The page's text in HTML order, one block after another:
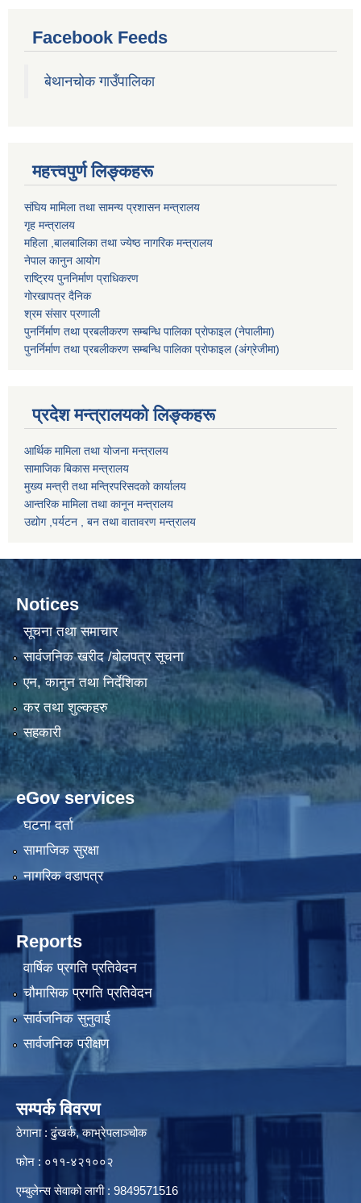
Facebook Feeds
बेथानचोक गाउँपालिका
महत्त्वपुर्ण लिङ्कहरू
संघिय मामिला तथा सामन्य प्रशासन मन्त्रालय
गृह मन्त्रालय
महिला ,बालबालिका तथा ज्येष्ठ नागरिक मन्त्रालय
नेपाल कानुन आयोग
राष्ट्रिय पुननिर्माण प्राधिकरण
गोरखापत्र दैनिक
श्रम संसार प्रणाली
पुनर्निर्माण तथा प्रबलीकरण सम्बन्धि पालिका प्राेफाइल (नेपालीमा)
पुनर्निर्माण तथा प्रबलीकरण सम्बन्धि पालिका प्राेफाइल(अंग्रेजीमा)
प्रदेश मन्त्रालयको लिङ्कहरू
आर्थिक मामिला तथा योजना मन्त्रालय
सामाजिक बिकास मन्त्रालय
मुख्य मन्त्री तथा मन्त्रिपरिसदको कार्यालय
आन्तरिक मामिला तथा कानून मन्त्रालय
उद्योग ,पर्यटन , बन तथा वातावरण मन्त्रालय
Notices
सूचना तथा समाचार
सार्वजनिक खरीद /बोलपत्र सूचना
एन, कानुन तथा निर्देशिका
कर तथा शुल्कहरु
सहकारी
eGov services
घटना दर्ता
सामाजिक सुरक्षा
नागरिक वडापत्र
Reports
वार्षिक प्रगति प्रतिवेदन
चौमासिक प्रगति प्रतिवेदन
सार्वजनिक सुनुवाई
सार्वजनिक परीक्षण
सम्पर्क विवरण
ठेगाना : ढुंखर्क, काभ्रेपलाञ्चोक
फोन : ०११-४२१००२
एम्बुलेन्स सेवाको लागी : 9849571516